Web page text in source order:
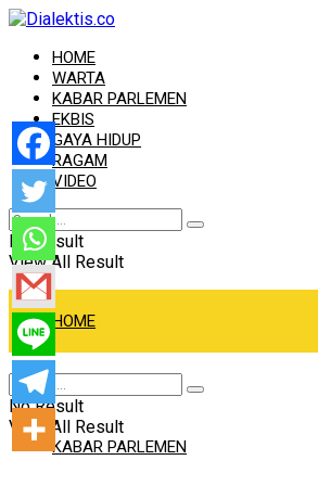
HOME
WARTA
KABAR PARLEMEN
EKBIS
GAYA HIDUP
RAGAM
VIDEO
No Result
View All Result
HOME
WARTA
KABAR PARLEMEN
No Result
View All Result